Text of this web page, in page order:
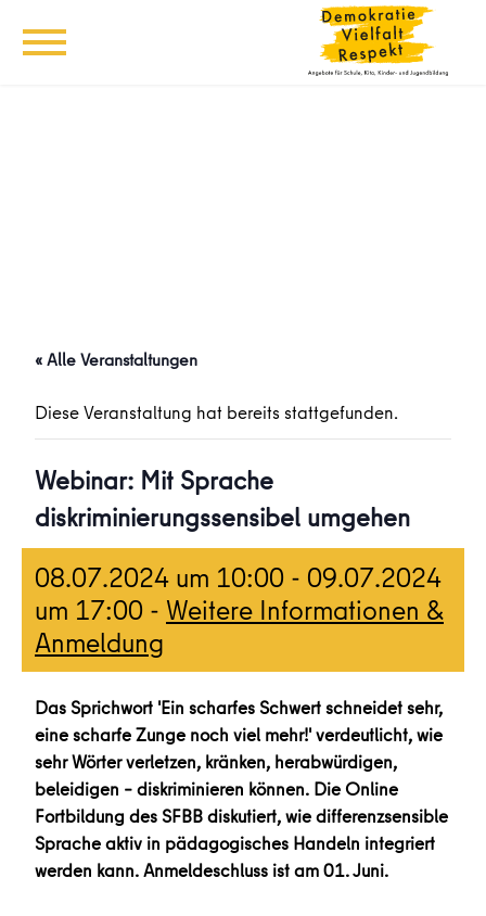
« Alle Veranstaltungen
Diese Veranstaltung hat bereits stattgefunden.
Webinar: Mit Sprache
diskriminierungssensibel umgehen
08.07.2024 um 10:00 - 09.07.2024
um 17:00 - Weitere Informationen &
Anmeldung
Das Sprichwort 'Ein scharfes Schwert schneidet sehr,
eine scharfe Zunge noch viel mehr!' verdeutlicht, wie
sehr Wörter verletzen, kränken, herabwürdigen,
beleidigen – diskriminieren können. Die Online
Fortbildung des SFBB diskutiert, wie differenzsensible
Sprache aktiv in pädagogisches Handeln integriert
werden kann. Anmeldeschluss ist am 01. Juni.